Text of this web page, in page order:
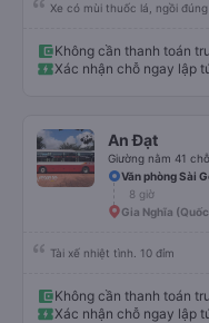
Xe có mùi thuốc lá, ngồi
Không cần thanh toán
Xác nhận chỗ ngay lập
An Đạt
Giường nằm 41 chỗ
Văn phòng Sài
8 giờ
Gia Nghĩa
Tài xế nhiệt tình. 10 đỉm
Không cần thanh toán
Xác nhận chỗ ngay lập